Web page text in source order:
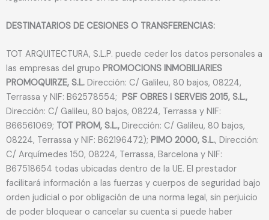
DESTINATARIOS DE CESIONES O TRANSFERENCIAS:
TOT ARQUITECTURA, S.L.P. puede ceder los datos personales a
las empresas del grupo PROMOCIONS INMOBILIARIES
PROMOQUIRZE, S.L. Dirección: C/ Galileu, 80 bajos, 08224,
Terrassa y NIF: B62578554; PSF OBRES I SERVEIS 2015, S.L.,
Dirección: C/ Galileu, 80 bajos, 08224, Terrassa y NIF:
B66561069; TOT PROM, S.L., Dirección: C/ Galileu, 80 bajos,
08224, Terrassa y NIF: B62196472); PIMO 2000, S.L., Dirección:
C/ Arquímedes 150, 08224, Terrassa, Barcelona y NIF:
B67518654 todas ubicadas dentro de la UE. El prestador
facilitará información a las fuerzas y cuerpos de seguridad bajo
orden judicial o por obligación de una norma legal, sin perjuicio
de poder bloquear o cancelar su cuenta si puede haber